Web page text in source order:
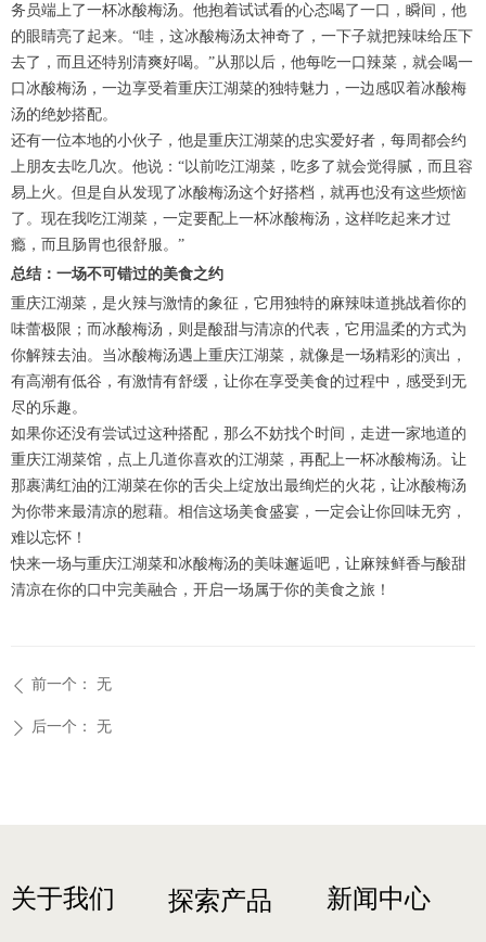
务员端上了一杯冰酸梅汤。他抱着试试看的心态喝了一口，瞬间，他
的眼睛亮了起来。“哇，这冰酸梅汤太神奇了，一下子就把辣味给压下
去了，而且还特别清爽好喝。”从那以后，他每吃一口辣菜，就会喝一
口冰酸梅汤，一边享受着重庆江湖菜的独特魅力，一边感叹着冰酸梅
汤的绝妙搭配。
还有一位本地的小伙子，他是重庆江湖菜的忠实爱好者，每周都会约
上朋友去吃几次。他说：“以前吃江湖菜，吃多了就会觉得腻，而且容
易上火。但是自从发现了冰酸梅汤这个好搭档，就再也没有这些烦恼
了。现在我吃江湖菜，一定要配上一杯冰酸梅汤，这样吃起来才过
瘾，而且肠胃也很舒服。”
总结：一场不可错过的美食之约
重庆江湖菜，是火辣与激情的象征，它用独特的麻辣味道挑战着你的
味蕾极限；而冰酸梅汤，则是酸甜与清凉的代表，它用温柔的方式为
你解辣去油。当冰酸梅汤遇上重庆江湖菜，就像是一场精彩的演出，
有高潮有低谷，有激情有舒缓，让你在享受美食的过程中，感受到无
尽的乐趣。
如果你还没有尝试过这种搭配，那么不妨找个时间，走进一家地道的
重庆江湖菜馆，点上几道你喜欢的江湖菜，再配上一杯冰酸梅汤。让
那裹满红油的江湖菜在你的舌尖上绽放出最绚烂的火花，让冰酸梅汤
为你带来最清凉的慰藉。相信这场美食盛宴，一定会让你回味无穷，
难以忘怀！
快来一场与重庆江湖菜和冰酸梅汤的美味邂逅吧，让麻辣鲜香与酸甜
清凉在你的口中完美融合，开启一场属于你的美食之旅！
ꄴ 前一个： 无
ꄲ 后一个： 无
关于我们 探索产品 新闻中心